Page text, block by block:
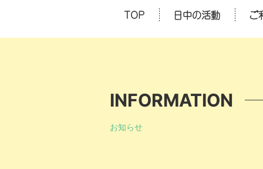
TOP 日中の活動 ご
INFORMATION
お知らせ